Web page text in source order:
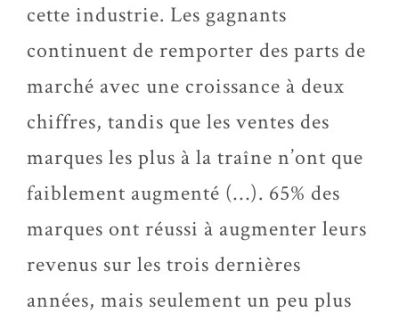
cette industrie. Les gagnants
continuent de remporter des parts de
marché avec une croissance à deux
chiffres, tandis que les ventes des
marques les plus à la traîne n’ont que
faiblement augmenté (…). 65% des
marques ont réussi à augmenter leurs
revenus sur les trois dernières
années, mais seulement un peu plus